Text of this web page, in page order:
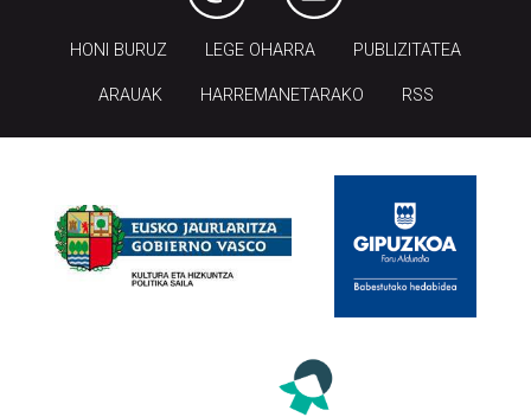
HONI BURUZ LEGE OHARRA PUBLIZITATEA
ARAUAK HARREMANETARAKO RSS